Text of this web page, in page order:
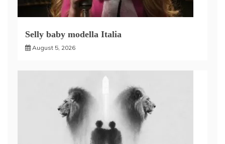
Selly baby modella Italia
August 5, 2026